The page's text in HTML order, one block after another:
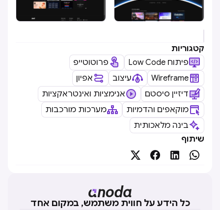
קטגוריות
Low Code פיתוח
פרוטוטייפ
Wireframe
עיצוב
אפיון
דיזיין סיסטם
אנימציות ואינטראקציות
מוקאפים והדמיות
מערכות מורכבות
בינה מלאכותית
שיתוף




כל הידע על חווית משתמש, במקום אחד